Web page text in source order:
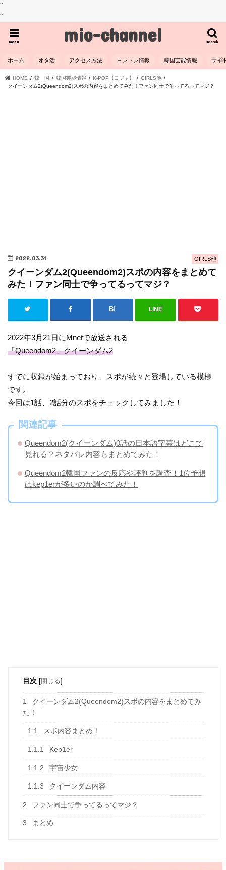
"
"
mio-channel search
menu
ホーム オタ活 アクセス方法 ヨントン情報 韓国芸能情報 サイ
HOME 韓 国 韓国芸能情報 K-POP【ヨジャ】
GIRLS他
クイーンダム2(Queendom2)スポの内容をまとめてみた！ファン同士で争ってるってマジ？
GIRLS他
2022.03.31
クイーンダム2(Queendom2)スポの内容をまとめて
みた！ファン同士で争ってるってマジ？
LINE
2022年3月21日にMnetで放送される
「Queendom2」クイーンダム2
すでに収録が始まっており、スポが続々と登場している模様
です。
今回は1話、2話分のスポをチェックしてみました！
関連記事
Queendom2(クイーンダム)0話の日本語字幕はどこで
見れる？ネタバレ内容もまとめてみた！
Queendom2韓国ファンの反応や評判を調査！1位予想
はkep1erが多いのか調べてみた！
目次 [閉じる]
1
クイーンダム2(Queendom2)スポの内容をまとめてみ
た！
1.1 スポ内容まとめ！
1.1.1 Kep1er
1.1.2 宇宙少女
1.1.3 クイーンダム内容
2 ファン同士で争ってるってマジ？
3 まとめ